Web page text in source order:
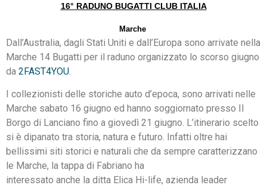
16° RADUNO BUGATTI CLUB ITALIA
Marche
Dall’Australia, dagli Stati Uniti e dall’Europa sono arrivate nella
Marche 14 Bugatti per il raduno organizzato lo scorso giugno
da 2FAST4YOU.
I collezionisti delle storiche auto d’epoca, sono arrivati nelle
Marche sabato 16 giugno ed hanno soggiornato presso Il
Borgo di Lanciano fino a giovedì 21 giugno. L’itinerario scelto
si è dipanato tra storia, natura e futuro. Infatti oltre hai
bellissimi siti storici e naturali che da sempre caratterizzano
le Marche, la tappa di Fabriano ha
interessato anche la ditta Elica Hi-life, azienda leader